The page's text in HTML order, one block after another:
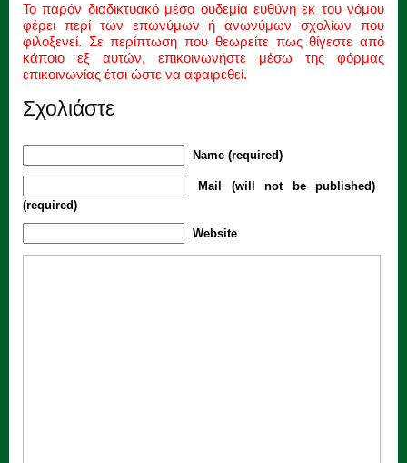
Το παρόν διαδικτυακό μέσο ουδεμία ευθύνη εκ του νόμου
φέρει περί των επωνύμων ή ανωνύμων σχολίων που
φιλοξενεί. Σε περίπτωση που θεωρείτε πως θίγεστε από
κάποιο εξ αυτών, επικοινωνήστε μέσω της φόρμας
επικοινωνίας έτσι ώστε να αφαιρεθεί.
Σχολιάστε
Name (required)
Mail (will not be published)
(required)
Website